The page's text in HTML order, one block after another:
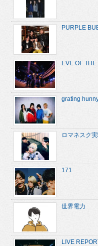
PURPLE
EVE OF THE
grating
ロマネスク
171
世界電力
LIVE